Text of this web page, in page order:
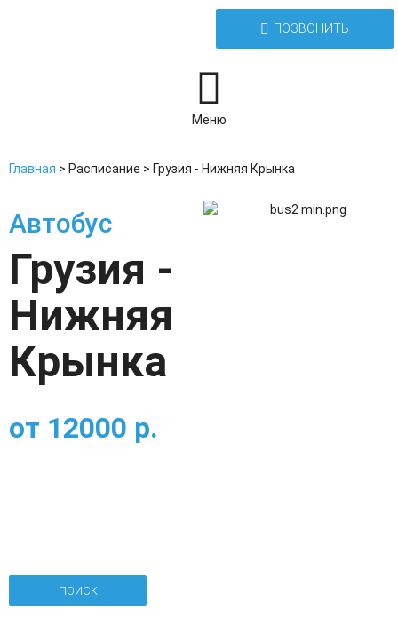
ПОЗВОНИТЬ
Меню
Главная > Расписание > Грузия - Нижняя Крынка
Автобус
Грузия -
Нижняя
Крынка
от 12000 р.
ПОИСК